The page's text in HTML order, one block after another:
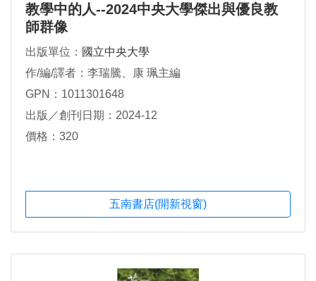
教學中的人--2024中央大學傑出與優良教
師群像
出版單位： 國立中央大學
作/編/譯者：李瑞騰、康 珮主編
GPN：1011301648
出版／創刊日期：2024-12
價格：320
五南書店(開新視窗)